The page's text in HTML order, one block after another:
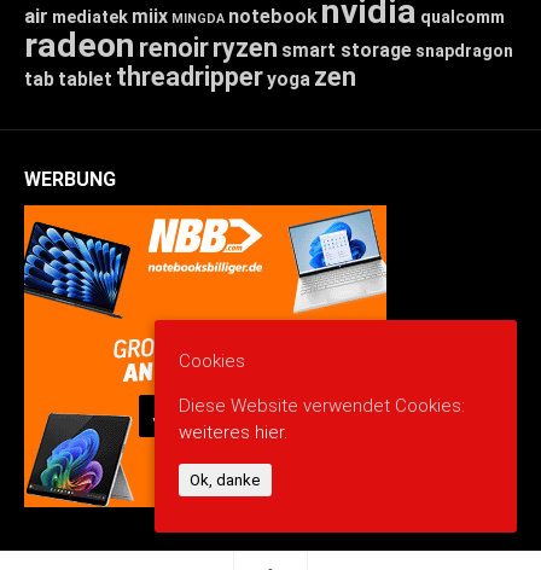
air mediatek miix MINGDA notebook nvidia qualcomm
radeon renoirryzen smart storage snapdragon
tab tablet threadripperyoga zen
WERBUNG
Cookies
Diese Website verwendet Cookies:
weiteres hier.
Ok, danke